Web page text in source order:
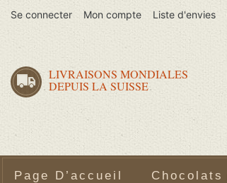
Se connecter Mon compte Liste d'envies
LIVRAISONS MONDIALES
DEPUIS LA SUISSE
Page D’accueil Chocolats